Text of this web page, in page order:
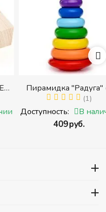
Пирамидка "Радуга" (8
деталей) (Пирамидка
среднего размера)
(1)
Доступность: В наличии
руб.